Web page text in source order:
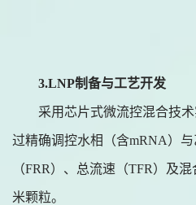
3.LNP制备与工艺开发
采用芯片式微流控混合技
过精确调控水相（含mRNA）
（FRR）、总流速（TFR）及
米颗粒。